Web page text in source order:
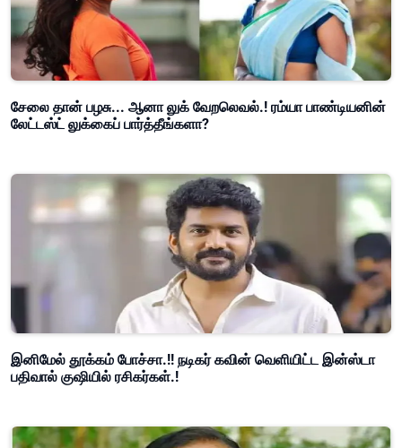
சேலை தான் பழசு... ஆனா லுக் வேறலெவல்.! ரம்யா பாண்டியனின்
லேட்டஸ்ட் லுக்கைப் பார்த்தீங்களா?
இனிமேல் தூக்கம் போச்சா.!! நடிகர் கவின் வெளியிட்ட இன்ஸ்டா
பதிவால் குஷியில் ரசிகர்கள்.!